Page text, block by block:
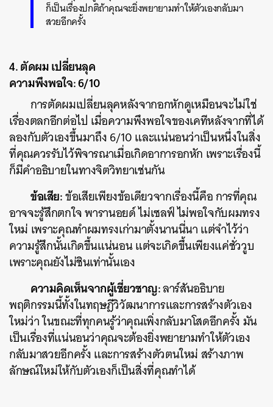
ก็เป็นเรื่องปกติถ้าคุณจะยิ่งพยายามทำให้ตัวเองกลับมา
สวยอีกครั้ง
4. ตัดผม เปลี่ยนลุค
ความพึงพอใจ: 6/10
การตัดผมเปลี่ยนลุคหลังจากอกหักดูเหมือนจะไม่ใช่
เรื่องตลกอีกต่อไป เมื่อความพึงพอใจของเคทีหลังจากที่ได้
ลองกับตัวเองขึ้นมาถึง 6/10 และแน่นอนว่าเป็นหนึ่งในสิ่ง
ที่คุณควรรับไว้พิจารณาเมื่อเกิดอาการอกหัก เพราะเรื่องนี้
ก็มีคำอธิบายในทางจิตวิทยาเช่นกัน
ข้อเสีย:ข้อเสียเพียงข้อเดียวจากเรื่องนี้คือ การที่คุณ
อาจจะรู้สึกตกใจ พารานอยด์ ไม่เซลฟ์ ไม่พอใจกับผมทรง
ใหม่ เพราะคุณทำผมทรงเก่ามาตั้งนานนี่นา แต่จำไว้ว่า
ความรู้สึกนั้นเกิดขึ้นแน่นอน แต่จะเกิดขึ้นเพียงแค่ชั่ววูบ
เพราะคุณยังไม่ชินเท่านั้นเอง
ความคิดเห็นจากผู้เชี่ยวชาญ:ลาร์สันอธิบาย
พฤติกรรมนี้ทั้งในทฤษฎีวิวัฒนาการและการสร้างตัวเอง
ใหม่ว่า ในขณะที่ทุกคนรู้ว่าคุณเพิ่งกลับมาโสดอีกครั้ง มัน
เป็นเรื่องที่แน่นอนว่าคุณจะต้องยิ่งพยายามทำให้ตัวเอง
กลับมาสวยอีกครั้ง และการสร้างตัวตนใหม่ สร้างภาพ
ลักษณ์ใหม่ให้กับตัวเองก็เป็นสิ่งที่คุณทำได้